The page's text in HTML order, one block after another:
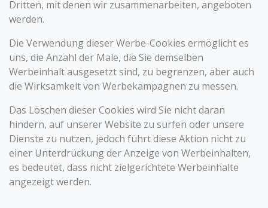
Dritten, mit denen wir zusammenarbeiten, angeboten
werden.
Die Verwendung dieser Werbe-Cookies ermöglicht es
uns, die Anzahl der Male, die Sie demselben
Werbeinhalt ausgesetzt sind, zu begrenzen, aber auch
die Wirksamkeit von Werbekampagnen zu messen.
Das Löschen dieser Cookies wird Sie nicht daran
hindern, auf unserer Website zu surfen oder unsere
Dienste zu nutzen, jedoch führt diese Aktion nicht zu
einer Unterdrückung der Anzeige von Werbeinhalten,
es bedeutet, dass nicht zielgerichtete Werbeinhalte
angezeigt werden.